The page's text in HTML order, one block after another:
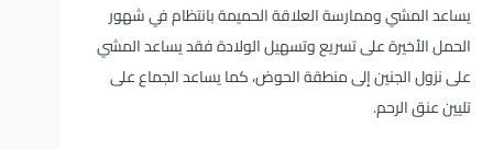
يساعد المشي وممارسة العلاقة الحميمة بانتظام في شهور
الحمل الأخيرة على تسريع وتسهيل الولادة فقد يساعد المشي
على نزول الجنين إلى منطقة الحوض، كما يساعد الجماع على
تليين عنق الرحم.